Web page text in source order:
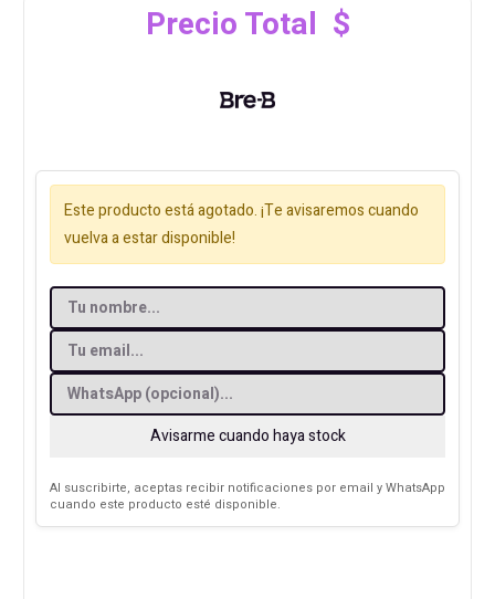
Precio Total $
Este producto está agotado. ¡Te avisaremos cuando
vuelva a estar disponible!
Avisarme cuando haya stock
Al suscribirte, aceptas recibir notificaciones por email y WhatsApp
cuando este producto esté disponible.